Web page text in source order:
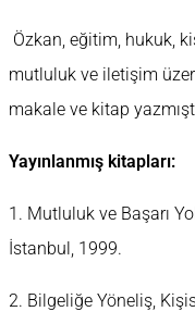
Özkan, eğitim, hukuk,
mutluluk ve iletişim
makale ve kitap
Yayınlanmış kitapları:
1. Mutluluk ve Başarı
İstanbul, 1999.
2. Bilgeliğe Yöneliş,